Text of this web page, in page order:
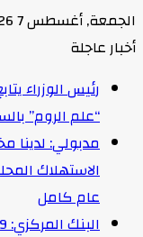
الجمعة, أغسطس 7 2026
أخبار عاجلة
رئيس الوزراء
“علم الروم”
مدبولي: لدينا
الاستهلاك
عام كامل